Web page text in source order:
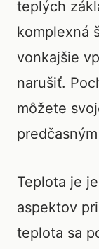
teplých
komplexná
vonkajšie
narušiť.
môžete
Teplota je
aspektov
teplota sa